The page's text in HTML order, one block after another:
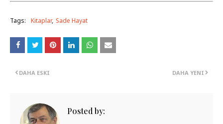
Tags: Kitaplar Sade Hayat
DAHA YENI
DAHA ESKI
Posted by: